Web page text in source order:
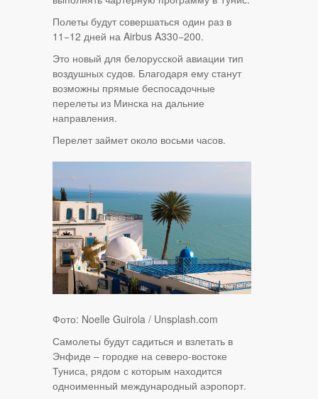
Полеты будут совершаться один раз в
11−12 дней на Airbus A330−200.
Это новый для белорусской авиации тип
воздушных судов. Благодаря ему станут
возможны прямые беспосадочные
перелеты из Минска на дальние
направления.
Перелет займет около восьми часов.
Фото: Noelle Guirola / Unsplash.com
Самолеты будут садиться и взлетать в
Энфиде – городке на северо-востоке
Туниса, рядом с которым находится
одноименный международный аэропорт.